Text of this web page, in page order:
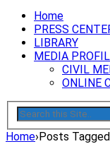
Home
PRESS
LIBRARY
MEDIA
CIVIL
ONLINE
Home›Posts